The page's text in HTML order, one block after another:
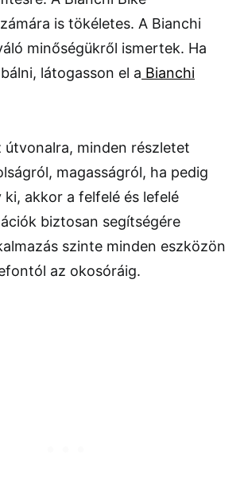
is tökéletes. A Bianchi
minőségükről ismertek. Ha
látogasson el a Bianchi
útvonalra, minden részletet
magasságról, ha pedig
ki, akkor a felfelé és lefelé
biztosan segítségére
szinte minden eszközön
az okosóráig.